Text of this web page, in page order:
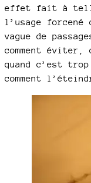
effet fait à
l’usage
vague de
comment
quand c’est
comment